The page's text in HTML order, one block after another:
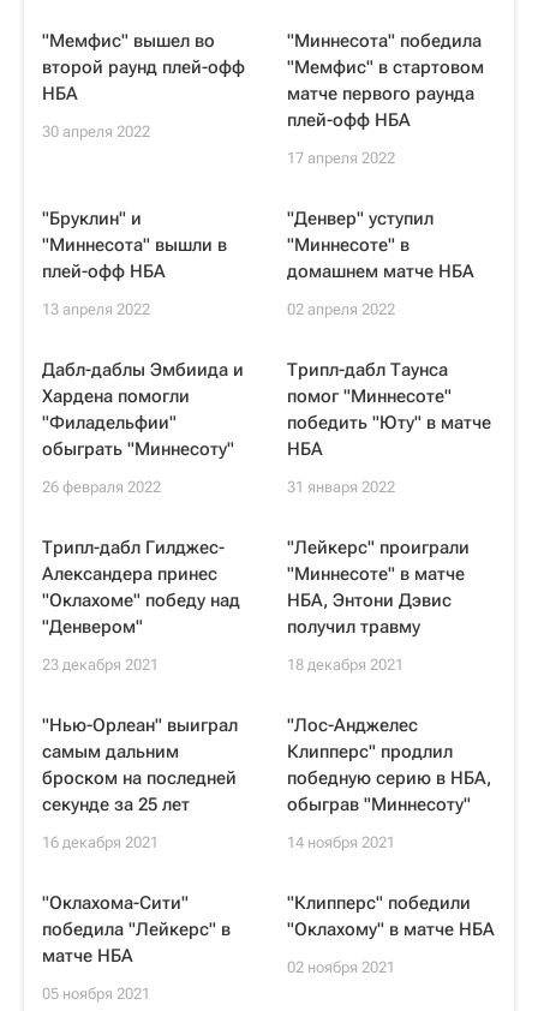
"Мемфис" вышел во
второй раунд плей-офф
НБА
30 апреля 2022
"Миннесота" победила
"Мемфис" в стартовом
матче первого раунда
плей-офф НБА
17 апреля 2022
"Бруклин" и
"Миннесота" вышли в
плей-офф НБА
13 апреля 2022
"Денвер" уступил
"Миннесоте" в
домашнем матче НБА
02 апреля 2022
Дабл-даблы Эмбиида и
Хардена помогли
"Филадельфии"
обыграть "Миннесоту"
26 февраля 2022
Трипл-дабл Таунса
помог "Миннесоте"
победить "Юту" в матче
НБА
31 января 2022
Трипл-дабл Гилджес-
Александера принес
"Оклахоме" победу над
"Денвером"
23 декабря 2021
"Лейкерс" проиграли
"Миннесоте" в матче
НБА, Энтони Дэвис
получил травму
18 декабря 2021
"Нью-Орлеан" выиграл
самым дальним
броском на последней
секунде за 25 лет
16 декабря 2021
"Лос-Анджелес
Клипперс" продлил
победную серию в НБА,
обыграв "Миннесоту"
14 ноября 2021
"Оклахома-Сити"
победила "Лейкерс" в
матче НБА
05 ноября 2021
"Клипперс" победили
"Оклахому" в матче НБА
02 ноября 2021